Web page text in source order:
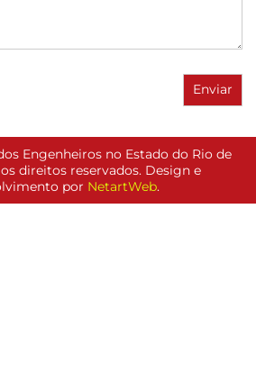
Engenheiros no Estado do Rio de
direitos reservados. Design e
por NetartWeb.